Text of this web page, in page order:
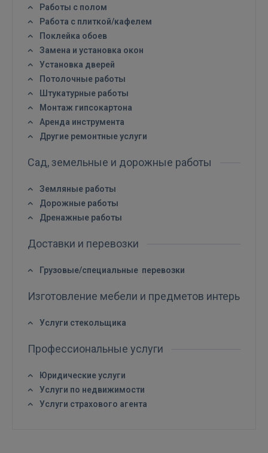
ВОЙТИ
Забыли пароль?
FACEBOOK
Работы с полом
Работа с плиткой/кафелем
Поклейка обоев
Замена и установка окон
Установка дверей
Потолочные работы
Штукатурные работы
Монтаж гипсокартона
Аренда инструмента
Другие ремонтные услуги
Сад, земельные и дорожные работы
Земляные работы
Дорожные работы
Дренажные работы
Доставки и перевозки
Грузовые/специальные перевозки
Изготовление мебели и предметов интерьера
Услуги стекольщика
Профессиональные услуги
Юридические услуги
Услуги по недвижимости
Услуги страхового агента